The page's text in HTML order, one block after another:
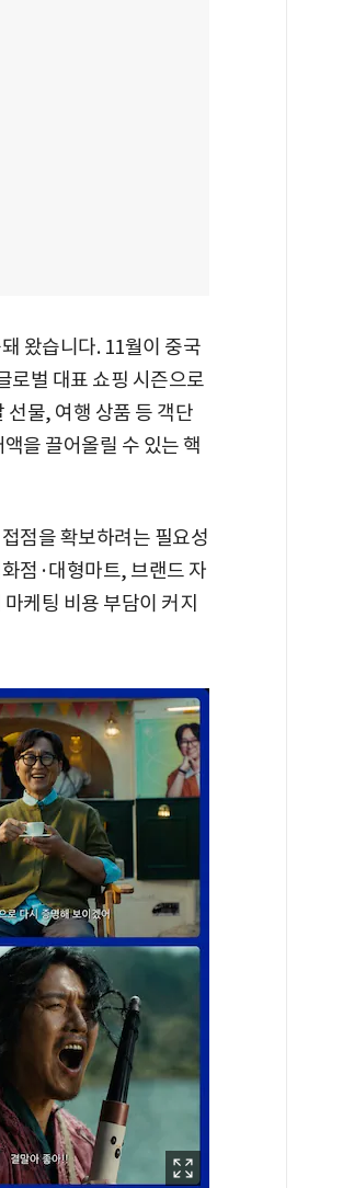
왔습니다. 11월이 중국
로벌 대표 쇼핑 시즌으로
선물, 여행 상품 등 객단
을 끌어올릴 수 있는 핵
점을 확보하려는 필요성
점·대형마트, 브랜드 자
케팅 비용 부담이 커지